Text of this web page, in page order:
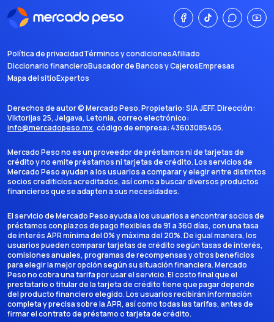
Política de privacidadTérminos y condicionesAfiliado
Diccionario financieroBuscador de Bancos y CajerosEmpresas
Mapa del sitioExpertos
Derechos de autor ©Mercado Peso. Propietario:SIA JEFF. Dirección:
Viktorijas 25, Jelgava, Letonia, correo electrónico:
info@mercadopeso.mx, código de empresa: 43603085405.
Mercado Peso no es un proveedor de préstamos ni de tarjetas de
crédito y no emite préstamos ni tarjetas de crédito. Los servicios de
Mercado Peso ayudan a los usuarios a comparar y elegir entre distintos
socios crediticios acreditados, así como a buscar diversos productos
financieros que se adapten a sus necesidades.
El servicio de Mercado Peso ayuda a los usuarios a encontrar socios de
préstamos con plazos de pago flexibles de 91 a 360 días, con una tasa
de interés APR mínima del 0% y máxima del 20%. De igual manera, los
usuarios pueden comparar tarjetas de crédito según tasas de interés,
comisiones anuales, programas de recompensas y otros beneficios
para elegir la mejor opción según su situación financiera. Mercado
Peso no cobra una tarifa por usar el servicio. El costo final que el
prestatario o titular de la tarjeta de crédito tiene que pagar depende
del producto financiero elegido. Los usuarios recibirán información
completa y precisa sobre la APR, así como todas las tarifas, antes de
firmar el contrato de préstamo o tarjeta de crédito.